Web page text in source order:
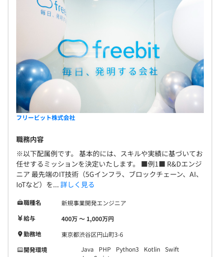
フリービット株式会社
職務内容
※以下配属例です。 基本的には、スキルや実績に基づいてお
任せするミッションを決定いたします。 ■例1■ R&Dエンジ
ニア 最先端のIT技術（5Gインフラ、ブロックチェーン、AI、
IoTなど）を... 詳しく見る
職種名
新規事業開発エンジニア
給与
400万 〜 1,000万円
勤務地
東京都渋谷区円山町3-6
開発環境
Java PHP Python3 Kotlin Swift